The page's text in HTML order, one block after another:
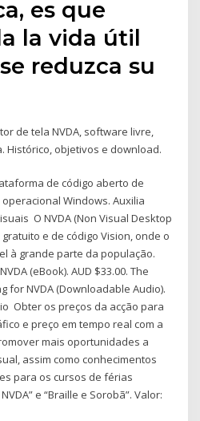
es que
la vida útil
reduzca su
de tela NVDA, software livre,
Histórico, objetivos e download.
de código aberto de
Windows. Auxilia
O NVDA (Non Visual Desktop
e de código Vision, onde o
à grande parte da população.
(eBook). AUD $33.00. The
for NVDA (Downloadable Audio).
Obter os preços da acção para
e preço em tempo real com a
mais oportunidades a
assim como conhecimentos
para os cursos de férias
e “Braille e Sorobã”. Valor: